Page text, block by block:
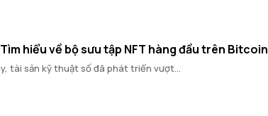
hiểu về bộ sưu tập NFT hàng đầu trên Bitcoin
tài sản kỹ thuật số đã phát triển vượt...